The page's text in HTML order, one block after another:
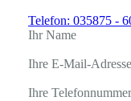
Telefon: 035875 -
Ihr Name
Ihre E-Mail-Adresse
Ihre